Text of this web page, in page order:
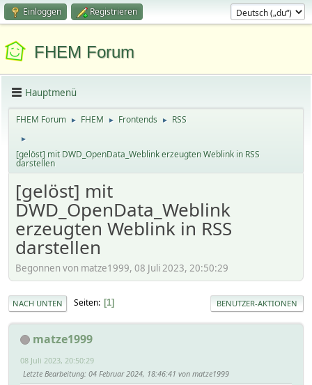
Einloggen Registrieren
FHEM Forum
Hauptmenü
FHEM Forum ► FHEM ► Frontends ► RSS
►
[gelöst] mit DWD_OpenData_Weblink erzeugten Weblink in RSS
darstellen
[gelöst] mit
DWD_OpenData_Weblink
erzeugten Weblink in RSS
darstellen
Begonnen von matze1999, 08 Juli 2023, 20:50:29
NACH UNTEN Seiten 1 BENUTZER-AKTIONEN
matze1999
08 Juli 2023, 20:50:29
Letzte Bearbeitung: 04 Februar 2024, 18:46:41 von matze1999